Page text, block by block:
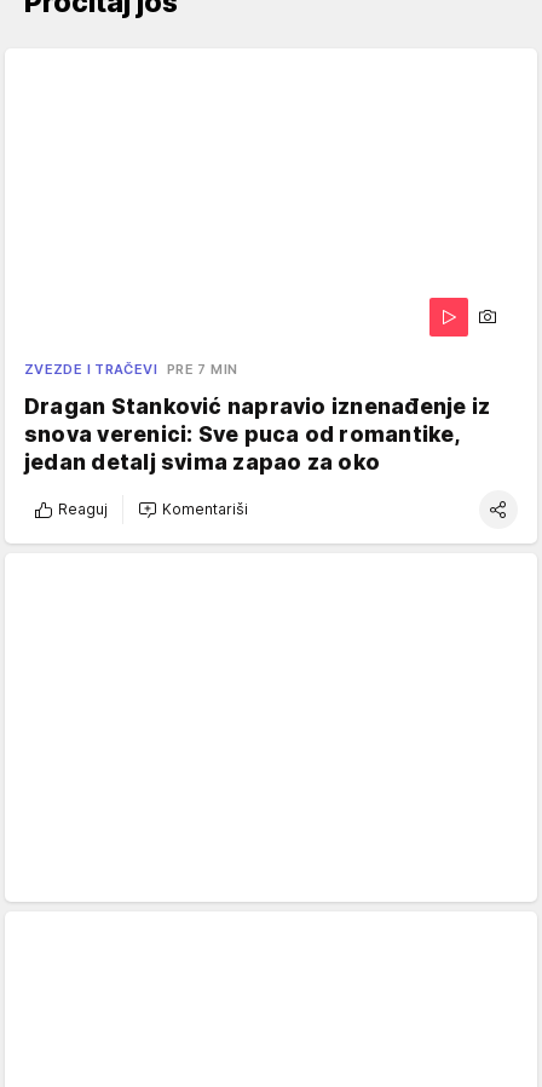
ZVEZDE I TRAČEVI PRE 7 MIN
Dragan Stanković napravio iznenađenje iz
snova verenici: Sve puca od romantike,
jedan detalj svima zapao za oko
Reaguj Komentariši